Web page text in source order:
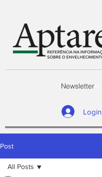
Newsletter
Login
Post
All Posts